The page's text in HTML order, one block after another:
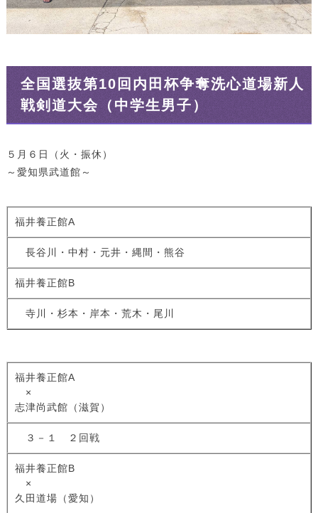
全国選抜第10回内田杯争奪洗心道場新人
戦剣道大会（中学生男子）
５月６日（火・振休）
～愛知県武道館～
福井養正館A
長谷川・中村・元井・縄間・熊谷
福井養正館B
寺川・杉本・岸本・荒木・尾川
福井養正館A
×
志津尚武館（滋賀）
３－１ ２回戦
福井養正館B
×
久田道場（愛知）